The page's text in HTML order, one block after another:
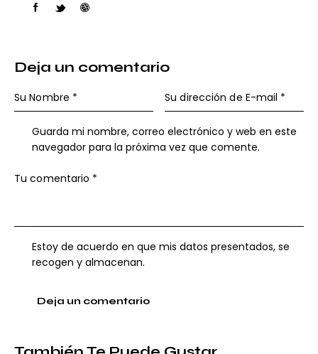
facebook-
twitter-dribbble-
Deja un comentario
Guarda mi nombre, correo electrónico y web en este
navegador para la próxima vez que comente.
Estoy de acuerdo en que mis datos presentados, se
recogen y almacenan.